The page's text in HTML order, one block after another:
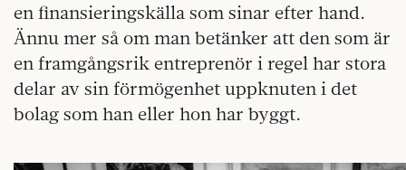
en finansieringskälla som sinar efter hand.
Ännu mer så om man betänker att den som är
en framgångsrik entreprenör i regel har stora
delar av sin förmögenhet uppknuten i det
bolag som han eller hon har byggt.